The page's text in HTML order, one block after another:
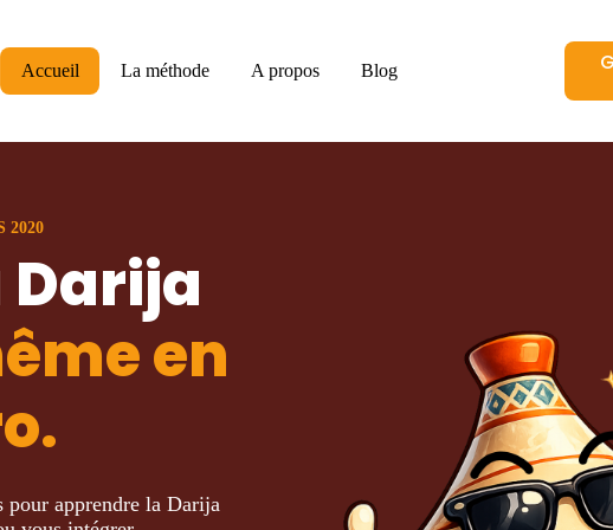
Accueil La méthode A propos Blog
2020
Darija
en
pour apprendre la Darija